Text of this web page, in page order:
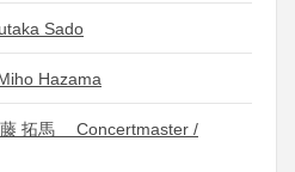
Sado
Hazama
藤 拓馬 Concertmaster /